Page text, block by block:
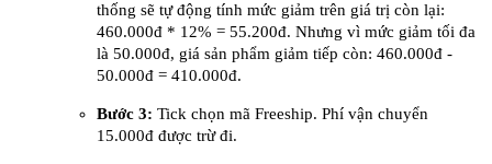
thống sẽ tự động tính mức giảm trên giá trị còn lại:
460.000đ * 12% = 55.200đ. Nhưng vì mức giảm tối đa
là 50.000đ, giá sản phẩm giảm tiếp còn: 460.000đ -
50.000đ = 410.000đ.
Bước 3: Tick chọn mã Freeship. Phí vận chuyển
15.000đ được trừ đi.